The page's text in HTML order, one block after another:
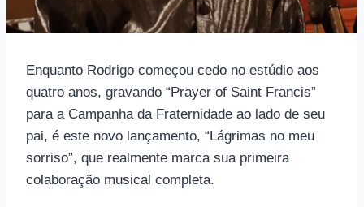
Enquanto Rodrigo começou cedo no estúdio aos
quatro anos, gravando “Prayer of Saint Francis”
para a Campanha da Fraternidade ao lado de seu
pai, é este novo lançamento, “Lágrimas no meu
sorriso”, que realmente marca sua primeira
colaboração musical completa.